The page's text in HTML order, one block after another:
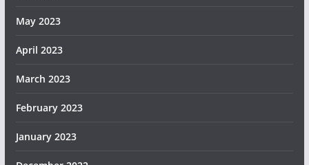
May 2023
April 2023
March 2023
February 2023
January 2023